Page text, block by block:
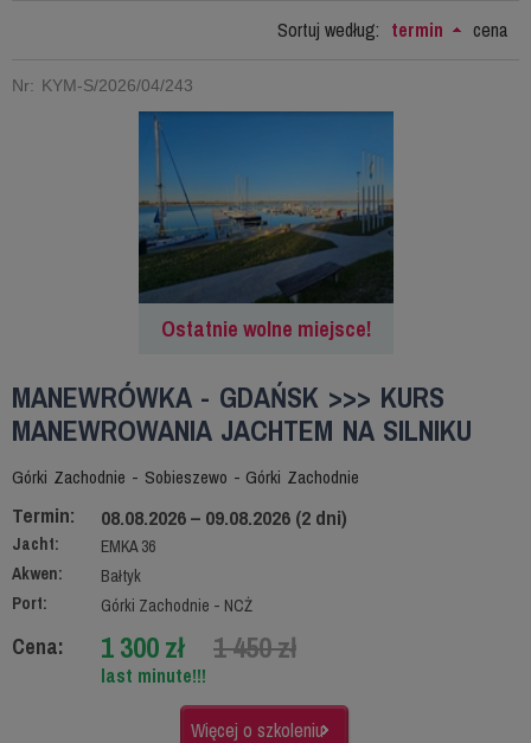
Sortuj według: termin cena
Nr: KYM-S/2026/04/243
Ostatnie wolne miejsce!
MANEWRÓWKA - GDAŃSK >>> KURS
MANEWROWANIA JACHTEM NA SILNIKU
Górki Zachodnie - Sobieszewo - Górki Zachodnie
Termin: 08.08.2026 – 09.08.2026 (2 dni)
Jacht:
EMKA 36
Akwen:
Bałtyk
Port:
Górki Zachodnie - NCŻ
Cena: 1 300 zł 1 450 zł
last minute!!!
Więcej o szkoleniu